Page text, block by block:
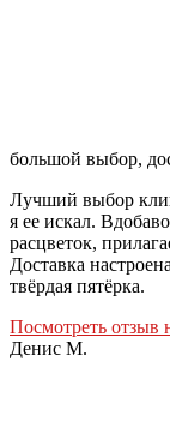
большой выбор,
Лучший выбор
я ее искал.
расцветок,
Доставка
твёрдая пятёрка.
Посмотреть отзыв
Денис М.